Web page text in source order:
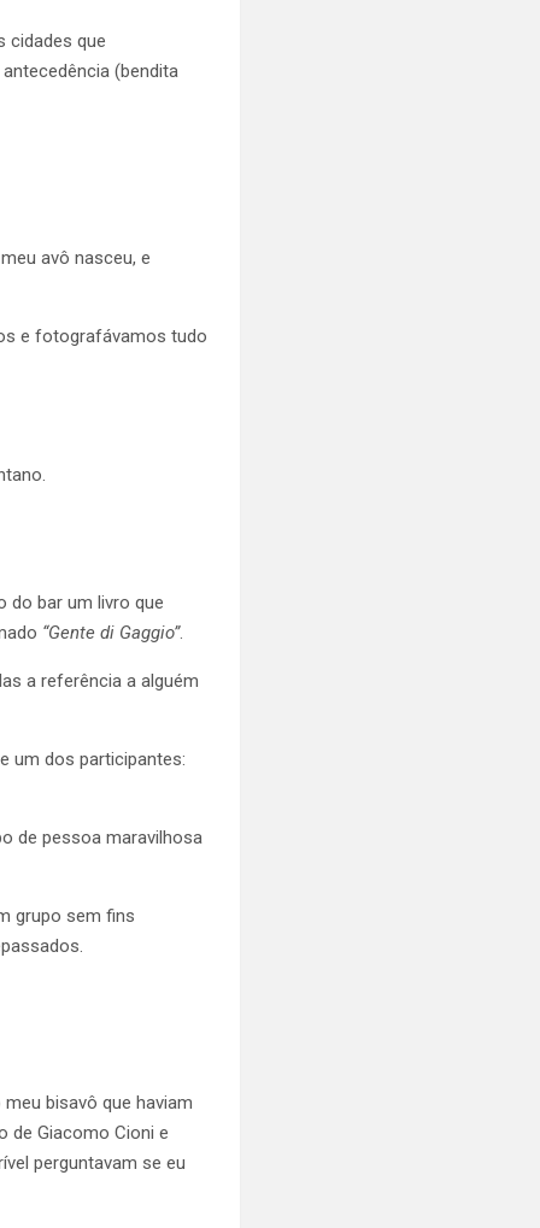
cidades que
(bendita
avô nasceu, e
e fotografávamos tudo
do bar um livro que
“Gente di Gaggio”.
a referência a alguém
um dos participantes:
de pessoa maravilhosa
grupo sem fins
bisavô que haviam
de Giacomo Cioni e
perguntavam se eu